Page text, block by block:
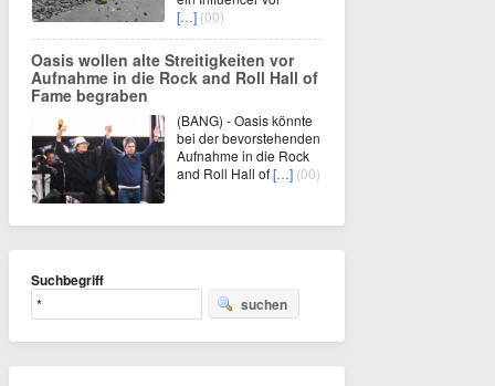
[…] (00)
Oasis wollen alte Streitigkeiten vor
Aufnahme in die Rock and Roll Hall of
Fame begraben
(BANG) - Oasis könnte
bei der bevorstehenden
Aufnahme in die Rock
and Roll Hall of[…] (00)
Suchbegriff
suchen